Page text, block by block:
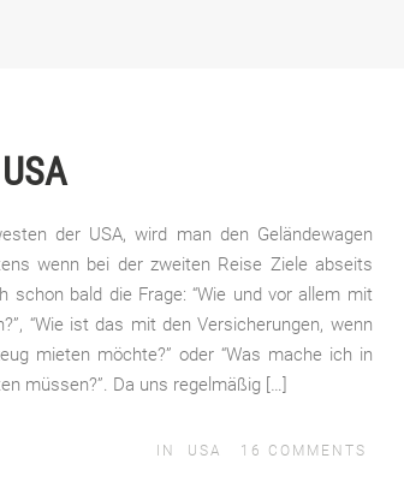
der USA, wird man den Geländewagen
wenn bei der zweiten Reise Ziele abseits
bald die Frage: “Wie und vor allem mit
“Wie ist das mit den Versicherungen, wenn
mieten möchte?” oder “Was mache ich in
müssen?”. Da uns regelmäßig […]
IN USA 16 COMMENTS